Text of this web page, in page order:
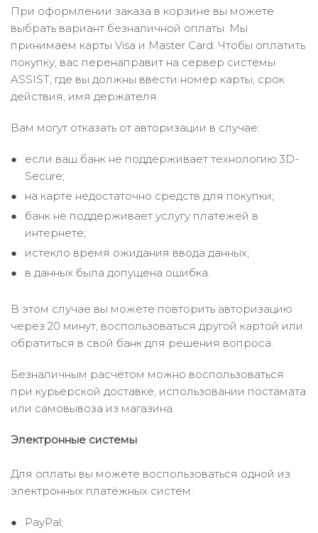
При оформлении заказа в корзине вы можете
выбрать вариант безналичной оплаты. Мы
принимаем карты Visa и Master Card. Чтобы оплатить
покупку, вас перенаправит на сервер системы
ASSIST, где вы должны ввести номер карты, срок
действия, имя держателя.
Вам могут отказать от авторизации в случае:
если ваш банк не поддерживает технологию 3D-
Secure;
на карте недостаточно средств для покупки;
банк не поддерживает услугу платежей в
интернете;
истекло время ожидания ввода данных;
в данных была допущена ошибка.
В этом случае вы можете повторить авторизацию
через 20 минут, воспользоваться другой картой или
обратиться в свой банк для решения вопроса.
Безналичным расчётом можно воспользоваться
при курьерской доставке, использовании постамата
или самовывоза из магазина.
Электронные системы
Для оплаты вы можете воспользоваться одной из
электронных платёжных систем:
PayPal;